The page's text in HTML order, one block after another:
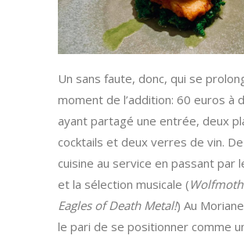
Un sans faute, donc, qui se
moment de l’addition: 60 euros à
ayant partagé une entrée, deux
cocktails et deux verres de vin.
cuisine au service en passant par
et la sélection musicale (
Eagles of Death Metal!) Au
le pari de se positionner comme